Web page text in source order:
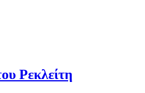
Ρεκλείτη